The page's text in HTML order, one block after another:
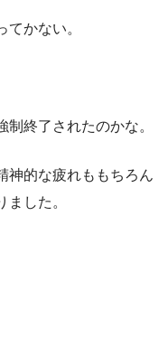
かない。
終了されたのかな。
神的な疲れももちろん
した。